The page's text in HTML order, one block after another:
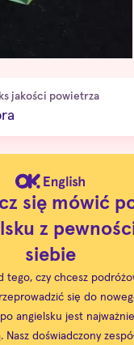
jakości powietrza
się mówić
z
siebie
tego, czy chcesz
się do
angielsku jest
doświadczony